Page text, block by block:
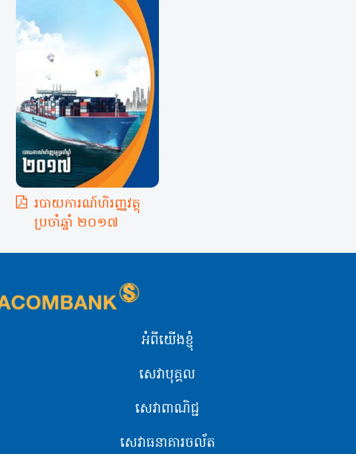
របាយការណ៍ហិរញ្ញវត្ថុ​
ប្រចាំឆ្នាំ ២០១៧
អំពីយើងខ្ញុំ
សេវាបុគ្គល
សេវាពាណិជ្ជ
សេវាធនាគារចល័ត